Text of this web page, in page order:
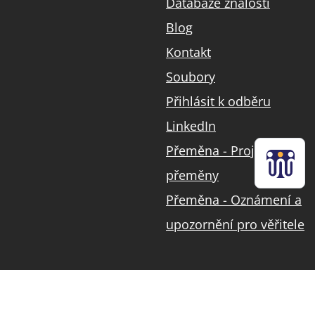
Blog
Kontakt
Soubory
Přihlásit k odběru
LinkedIn
Přeměna - Projekt
přeměny
Přeměna - Oznámení a
upozornění pro věřitele